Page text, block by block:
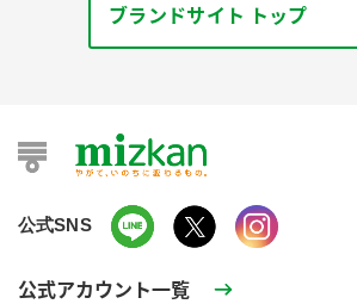
ブランドサイト トップ
公式SNS
公式アカウント一覧